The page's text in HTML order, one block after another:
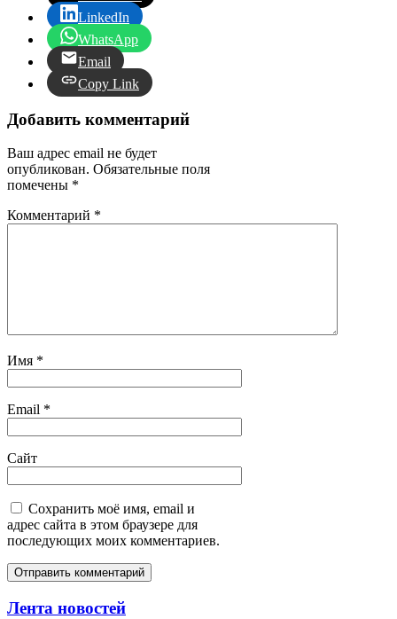
LinkedIn
WhatsApp
Email
Copy Link
Добавить комментарий
Ваш адрес email не будет
опубликован. Обязательные поля
помечены *
Комментарий *
Имя *
Email *
Сайт
Сохранить моё имя, email и
адрес сайта в этом браузере для
последующих моих комментариев.
Лента новостей